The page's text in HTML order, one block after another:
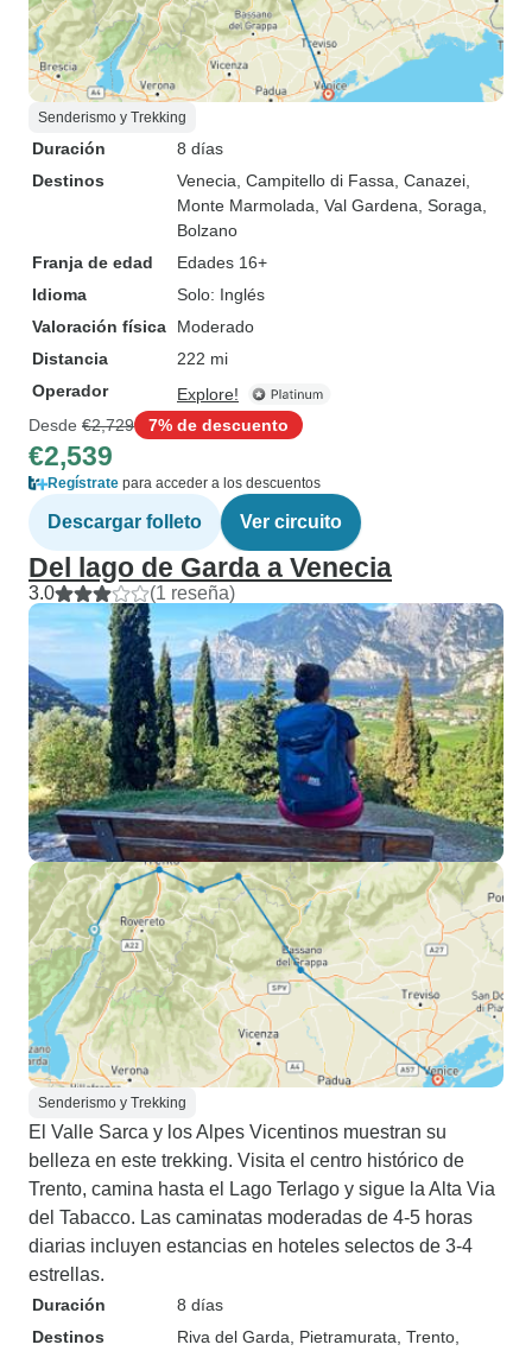
Senderismo y Trekking
Duración
8 días
Destinos
Venecia , Campitello di Fassa , Canazei
Monte Marmolada , Val Gardena , Soraga
Bolzano
Franja de edad
Edades 16+
Idioma
Solo: Inglés
Valoración física
Moderado
Distancia
222 mi
Operador
Explore!
Desde €2,729 7% de descuento
€2,539
Regístrate para acceder a los descuentos
Descargar folleto Ver circuito
Del lago de Garda a Venecia
3.0 (1 reseña)
Senderismo y Trekking
El Valle Sarca y los Alpes Vicentinos muestran su
belleza en este trekking. Visita el centro histórico de
Trento, camina hasta el Lago Terlago y sigue la Alta Via
del Tabacco. Las caminatas moderadas de 4-5 horas
diarias incluyen estancias en hoteles selectos de 3-4
estrellas.
Duración
8 días
Destinos
Riva del Garda , Pietramurata , Trento